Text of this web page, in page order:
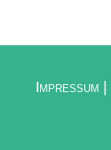
Impressum |